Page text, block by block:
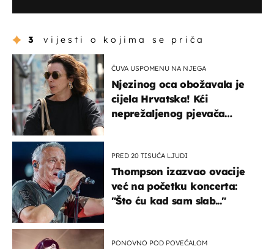
3 vijesti o kojima se priča
ČUVA USPOMENU NA NJEGA
Njezinog oca obožavala je
cijela Hrvatska! Kći
neprežaljenog pjevača
PRED 20 TISUĆA LJUDI
Thompson izazvao ovacije
već na početku koncerta:
"Što ću kad sam slab..."
PONOVNO POD POVEĆALOM